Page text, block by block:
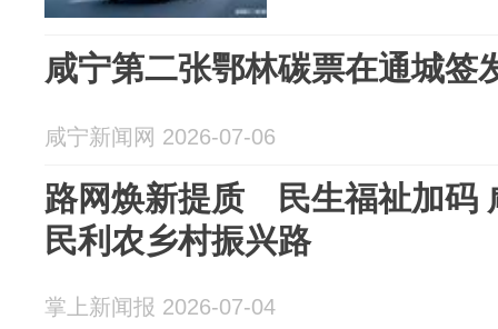
咸宁第二张鄂林碳票在通城签
咸宁新闻网 2026-07-06
路网焕新提质 民生福祉加码
民利农乡村振兴路
掌上新闻报 2026-07-04